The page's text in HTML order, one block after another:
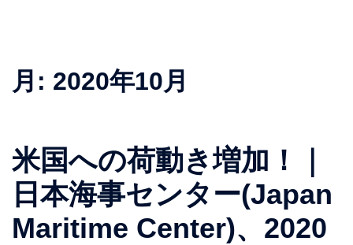
月: 2020年10月
米国への荷動き増加！｜
日本海事センター(Japan
Maritime Center)、2020